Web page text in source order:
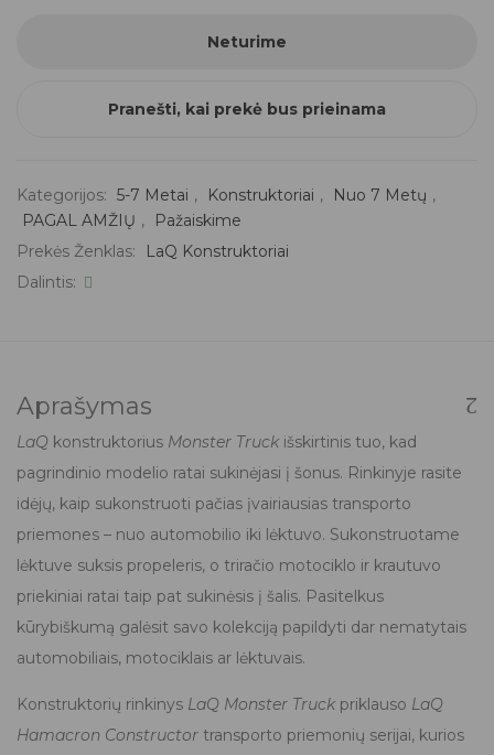
Neturime
Pranešti, kai prekė bus prieinama
Kategorijos: 5-7 Metai , Konstruktoriai , Nuo 7 Metų ,
PAGAL AMŽIŲ ,
Pažaiskime
Prekės Ženklas:
LaQ Konstruktoriai
Dalintis:
Aprašymas
LaQ konstruktorius Monster Truck išskirtinis tuo, kad
pagrindinio modelio ratai sukinėjasi į šonus. Rinkinyje rasite
idėjų, kaip sukonstruoti pačias įvairiausias transporto
priemones – nuo automobilio iki lėktuvo. Sukonstruotame
lėktuve suksis propeleris, o triračio motociklo ir krautuvo
priekiniai ratai taip pat sukinėsis į šalis. Pasitelkus
kūrybiškumą galėsit savo kolekciją papildyti dar nematytais
automobiliais, motociklais ar lėktuvais.
Konstruktorių rinkinys LaQ Monster Truck priklauso LaQ
Hamacron Constructor transporto priemonių serijai, kurios